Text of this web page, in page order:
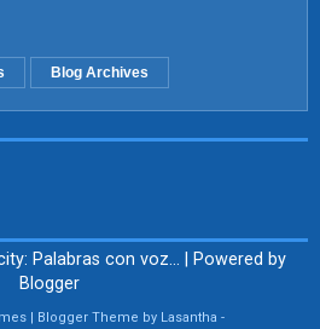
Blog Archives
Palabras con voz... | Powered by
Blogger
| Blogger Theme by Lasantha -